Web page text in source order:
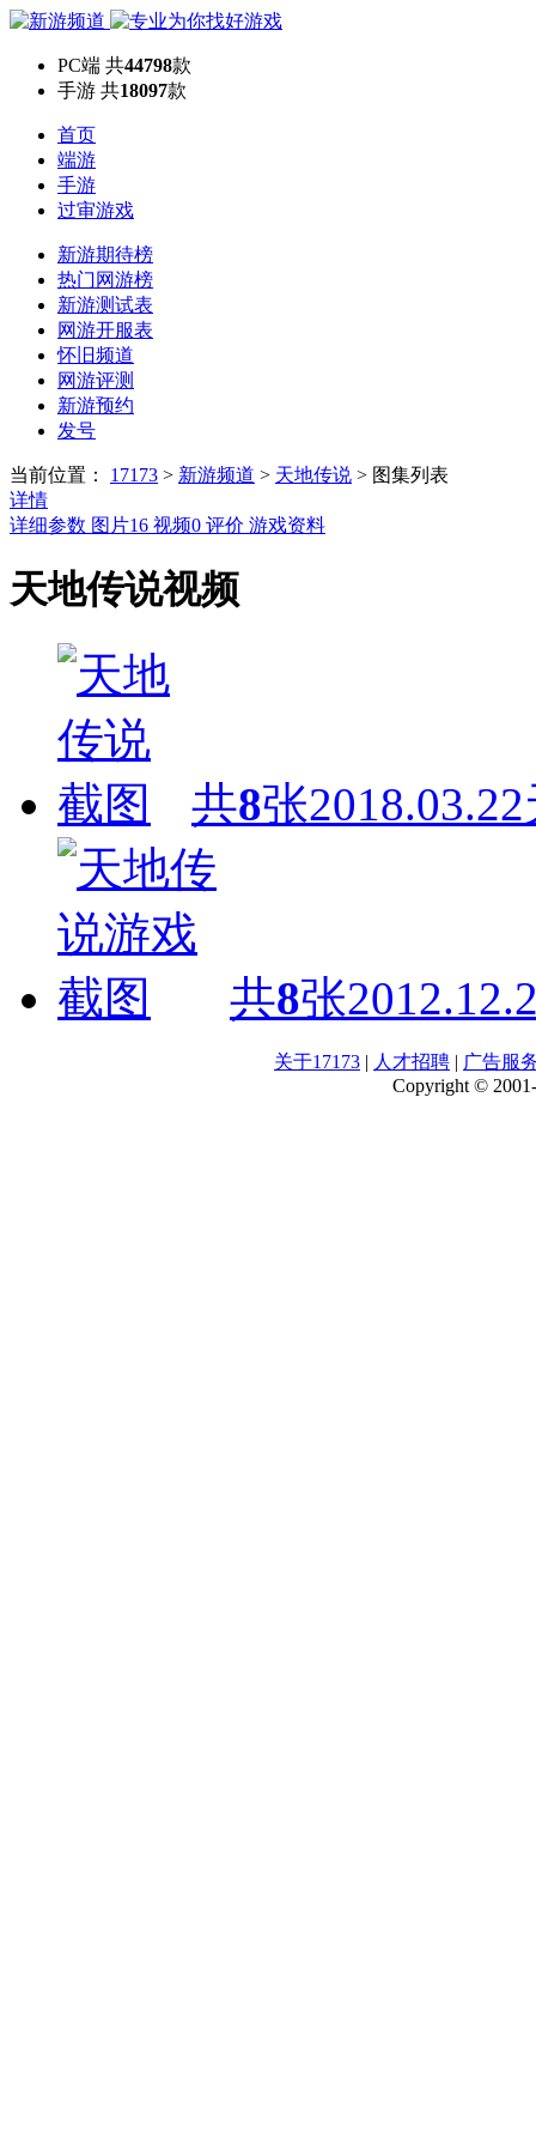
PC端 共44798款
手游 共18097款
首页
端游
手游
过审游戏
新游期待榜
热门网游榜
新游测试表
网游开服表
怀旧频道
网游评测
新游预约
发号
当前位置： 17173 > 新游频道 > 天地传说 > 图集列表
详情
详细参数 图片16 视频0 评价 游戏资料
天地传说视频
共8张2018.03.22
共8张
关于17173 | 人才招聘 | 广告服
Copyright ©